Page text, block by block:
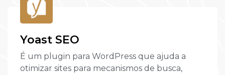
Yoast SEO
É um plugin para WordPress que ajuda a
otimizar sites para mecanismos de busca,